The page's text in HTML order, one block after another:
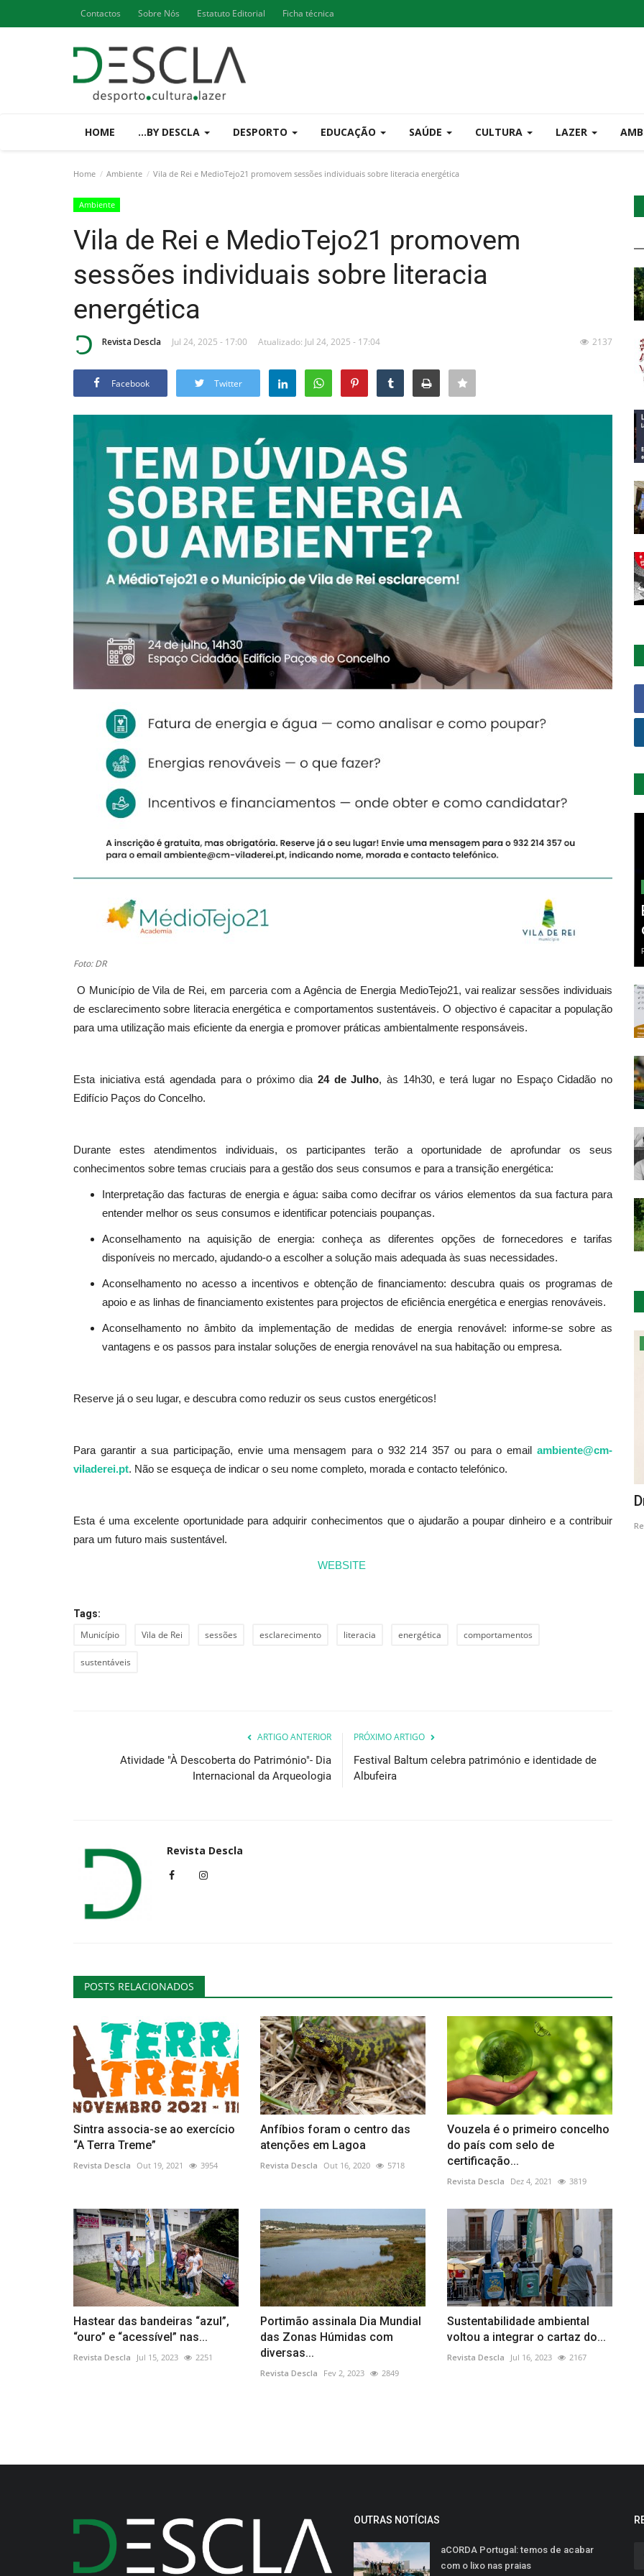
Contactos Sobre Nós Estatuto Editorial Ficha técnica
HOME ...BY DESCLA DESPORTO EDUCAÇÃO SAÚDE CULTURA LAZER
Home Ambiente Vila de Rei e MedioTejo21 promovem sessões individuais sobre literacia energética
Ambiente
Vila de Rei e MedioTejo21 promovem
sessões individuais sobre literacia
energética
Revista Descla Jul 24, 2025 - 17:00 Atualizado: Jul 24, 2025 - 17:04 2137
Facebook Twitter
Foto: DR
O Município de Vila de Rei, em parceria com a Agência de Energia MedioTejo21, vai realizar sessões individuais
de esclarecimento sobre literacia energética e comportamentos sustentáveis. O objectivo é capacitar a população
para uma utilização mais eficiente da energia e promover práticas ambientalmente responsáveis.
Esta iniciativa está agendada para o próximo dia24 de Julho, às 14h30, e terá lugar no Espaço Cidadão no
Edifício Paços do Concelho.
Durante estes atendimentos individuais, os participantes terão a oportunidade de aprofundar os seus
conhecimentos sobre temas cruciais para a gestão dos seus consumos e para a transição energética:
Interpretação das facturas de energia e água: saiba como decifrar os vários elementos da sua factura para
entender melhor os seus consumos e identificar potenciais poupanças.
Aconselhamento na aquisição de energia: conheça as diferentes opções de fornecedores e tarifas
disponíveis no mercado, ajudando-o a escolher a solução mais adequada às suas necessidades.
Aconselhamento no acesso a incentivos e obtenção de financiamento: descubra quais os programas de
apoio e as linhas de financiamento existentes para projectos de eficiência energética e energias renováveis.
Aconselhamento no âmbito da implementação de medidas de energia renovável: informe-se sobre as
vantagens e os passos para instalar soluções de energia renovável na sua habitação ou empresa.
Reserve já o seu lugar, e descubra como reduzir os seus custos energéticos!
Para garantir a sua participação, envie uma mensagem para o 932 214 357 ou para o email ambiente@cm-
viladerei.pt. Não se esqueça de indicar o seu nome completo, morada e contacto telefónico.
Esta é uma excelente oportunidade para adquirir conhecimentos que o ajudarão a poupar dinheiro e a contribuir
para um futuro mais sustentável.
WEBSITE
Tags:
Município Vila de Rei sessões esclarecimento literacia energética comportamentos
sustentáveis
ARTIGO ANTERIOR
Atividade "À Descoberta do Património"- Dia
Internacional da Arqueologia
PRÓXIMO ARTIGO
Festival Baltum celebra património e identidade de
Albufeira
Revista Descla
POSTS RELACIONADOS
Sintra associa-se ao exercício
“A Terra Treme”
Revista Descla Out 19, 2021 3954
Anfíbios foram o centro das
atenções em Lagoa
Revista Descla Out 16, 2020 5718
Vouzela é o primeiro concelho
do país com selo de
certificação...
Revista Descla Dez 4, 2021 3819
Hastear das bandeiras “azul”,
“ouro” e “acessível” nas...
Revista Descla Jul 15, 2023 2251
Portimão assinala Dia Mundial
das Zonas Húmidas com
diversas...
Revista Descla Fev 2, 2023 2849
Sustentabilidade ambiental
voltou a integrar o cartaz do...
Revista Descla Jul 16, 2023 2167
Cultura
e Alberto Azevedo...
Revista Descla Dez 6, 2021
Cultura
Revista Descla Set 17, 2022 2922
OUTRAS NOTÍCIAS
aCORDA Portugal: temos de acabar
com o lixo nas praias